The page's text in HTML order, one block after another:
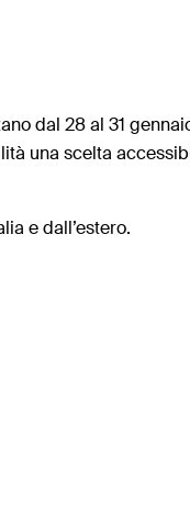
dal 28 al 31
una scelta
e dall’estero.